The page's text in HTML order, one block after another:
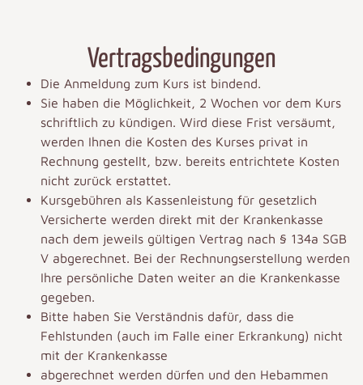
Vertragsbedingungen
Die Anmeldung zum Kurs ist bindend.
Sie haben die Möglichkeit, 2 Wochen vor dem Kurs
schriftlich zu kündigen. Wird diese Frist versäumt,
werden Ihnen die Kosten des Kurses privat in
Rechnung gestellt, bzw. bereits entrichtete Kosten
nicht zurück erstattet.
Kursgebühren als Kassenleistung für gesetzlich
Versicherte werden direkt mit der Krankenkasse
nach dem jeweils gültigen Vertrag nach § 134a SGB
V abgerechnet. Bei der Rechnungserstellung werden
Ihre persönliche Daten weiter an die Krankenkasse
gegeben.
Bitte haben Sie Verständnis dafür, dass die
Fehlstunden (auch im Falle einer Erkrankung) nicht
mit der Krankenkasse
abgerechnet werden dürfen und den Hebammen